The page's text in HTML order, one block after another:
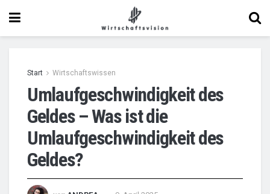
Start Wirtschaftswissen
Umlaufgeschwindigkeit des
Geldes – Was ist die
Umlaufgeschwindigkeit des
Geldes?